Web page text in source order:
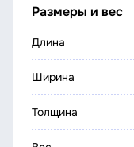
Размеры и вес
Длина
Ширина
Толщина